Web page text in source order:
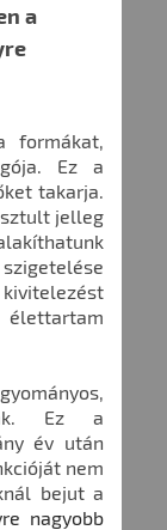
a
formákat,
Ez a
takarja.
jelleg
Ez a
év után
nem
bejut a
nagyobb